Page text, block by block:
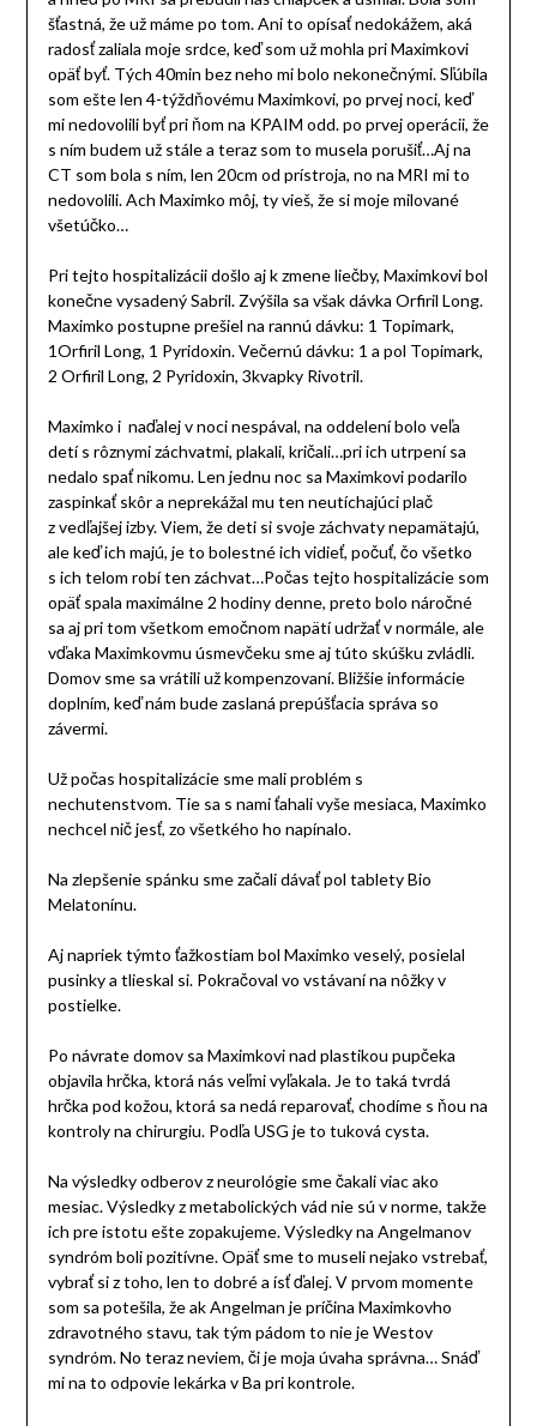
šťastná, že už máme po tom. Ani to opísať nedokážem, aká
radosť zaliala moje srdce, keď som už mohla pri Maximkovi
opäť byť. Tých 40min bez neho mi bolo nekonečnými. Sľúbila
som ešte len 4-týždňovému Maximkovi, po prvej noci, keď
mi nedovolili byť pri ňom na KPAIM odd. po prvej operácii, že
s ním budem už stále a teraz som to musela porušiť…Aj na
CT som bola s ním, len 20cm od prístroja, no na MRI mi to
nedovolili. Ach Maximko môj, ty vieš, že si moje milované
všetúčko…
Pri tejto hospitalizácii došlo aj k zmene liečby, Maximkovi bol
konečne vysadený Sabril. Zvýšila sa však dávka Orfiril Long.
Maximko postupne prešiel na rannú dávku: 1 Topimark,
1Orfiril Long, 1 Pyridoxin. Večernú dávku: 1 a pol Topimark,
2 Orfiril Long, 2 Pyridoxin, 3kvapky Rivotril.
Maximko i naďalej v noci nespával, na oddelení bolo veľa
detí s rôznymi záchvatmi, plakali, kričali…pri ich utrpení sa
nedalo spať nikomu. Len jednu noc sa Maximkovi podarilo
zaspinkať skôr a neprekážal mu ten neutíchajúci plač
z vedľajšej izby. Viem, že deti si svoje záchvaty nepamätajú,
ale keď ich majú, je to bolestné ich vidieť, počuť, čo všetko
s ich telom robí ten záchvat…Počas tejto hospitalizácie som
opäť spala maximálne 2 hodiny denne, preto bolo náročné
sa aj pri tom všetkom emočnom napätí udržať v normále, ale
vďaka Maximkovmu úsmevčeku sme aj túto skúšku zvládli.
Domov sme sa vrátili už kompenzovaní. Bližšie informácie
doplním, keď nám bude zaslaná prepúšťacia správa so
závermi.
Už počas hospitalizácie sme mali problém s
nechutenstvom. Tie sa s nami ťahali vyše mesiaca, Maximko
nechcel nič jesť, zo všetkého ho napínalo.
Na zlepšenie spánku sme začali dávať pol tablety Bio
Melatonínu.
Aj napriek týmto ťažkostiam bol Maximko veselý, posielal
pusinky a tlieskal si. Pokračoval vo vstávaní na nôžky v
postielke.
Po návrate domov sa Maximkovi nad plastikou pupčeka
objavila hrčka, ktorá nás veľmi vyľakala. Je to taká tvrdá
hrčka pod kožou, ktorá sa nedá reparovať, chodíme s ňou na
kontroly na chirurgiu. Podľa USG je to tuková cysta.
Na výsledky odberov z neurológie sme čakali viac ako
mesiac. Výsledky z metabolických vád nie sú v norme, takže
ich pre istotu ešte zopakujeme. Výsledky na Angelmanov
syndróm boli pozitívne. Opäť sme to museli nejako vstrebať,
vybrať si z toho, len to dobré a ísť ďalej. V prvom momente
som sa potešila, že ak Angelman je príčina Maximkovho
zdravotného stavu, tak tým pádom to nie je Westov
syndróm. No teraz neviem, či je moja úvaha správna… Snáď
mi na to odpovie lekárka v Ba pri kontrole.